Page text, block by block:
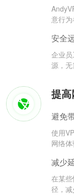
意行为
安全
企业
源，无
提
避免
使用
网络体
减少
在某
径，减